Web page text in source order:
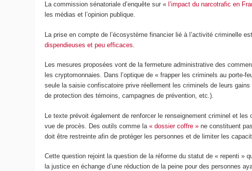
La commission sénatoriale d’enquête sur « l’impact du narcotrafic en
les médias et l’opinion publique.
La prise en compte de l’écosystème financier lié à l’activité criminelle
dispendieuses et peu efficaces
Les mesures proposées vont de la fermeture administrative des
les cryptomonnaies. Dans l’optique de « frapper les criminels au
seule la saisie confiscatoire prive réellement les criminels de leurs
de protection des témoins, campagnes de prévention, etc.).
Le texte prévoit également de renforcer le renseignement criminel et
vue de procès. Des outils comme la« dossier coffre » ne constituent
doit être restreinte afin de protéger les personnes et de limiter les
Cette question rejoint la question de la réforme du statut de « repenti »
la justice en échange d’une réduction de la peine pour des personnes